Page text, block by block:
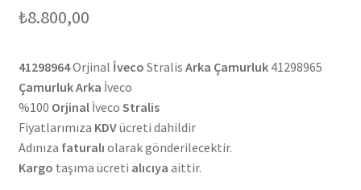
₺8.800,00
41298964Orjinal İveco Stralis Arka Çamurluk41298965
Çamurluk Arka İveco
%100 Orjinalİveco Stralis
Fiyatlarımıza KDVücreti dahildir
Adınıza faturalı olarak gönderilecektir.
Kargo taşıma ücreti alıcıya aittir.